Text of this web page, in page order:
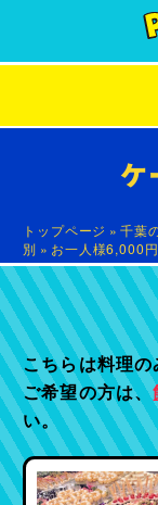
ケ
トップページ »千葉
別 » お一人様6,000
お1人様
お1人様
50 名様以
100名様以
こちらは料理
ご希望の方は、
い。